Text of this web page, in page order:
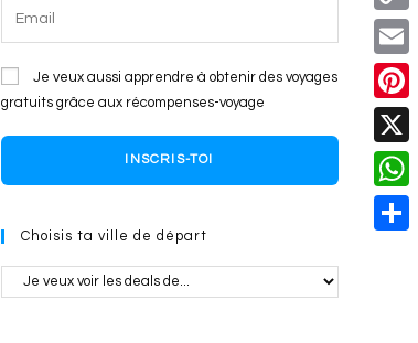
Je veux aussi apprendre à obtenir des voyages
gratuits grâce aux récompenses-voyage
INSCRIS-TOI
Choisis ta ville de départ
c
e
b
o
o
k
e
s
s
e
n
g
e
C
o
p
y
L
i
E
m
a
P
i
n
X
W